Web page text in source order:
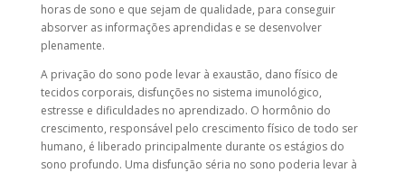
horas de sono e que sejam de qualidade, para conseguir
absorver as informações aprendidas e se desenvolver
plenamente.
A privação do sono pode levar à exaustão, dano físico de
tecidos corporais, disfunções no sistema imunológico,
estresse e dificuldades no aprendizado. O hormônio do
crescimento, responsável pelo crescimento físico de todo ser
humano, é liberado principalmente durante os estágios do
sono profundo. Uma disfunção séria no sono poderia levar à